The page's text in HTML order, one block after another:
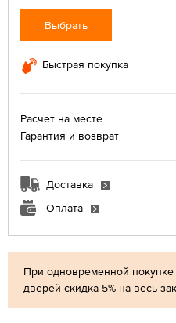
При одновременной
дверей скидка 5% на весь
Выбрать
Быстрая покупка
Расчет на месте
Гарантия и возврат
Доставка
Оплата